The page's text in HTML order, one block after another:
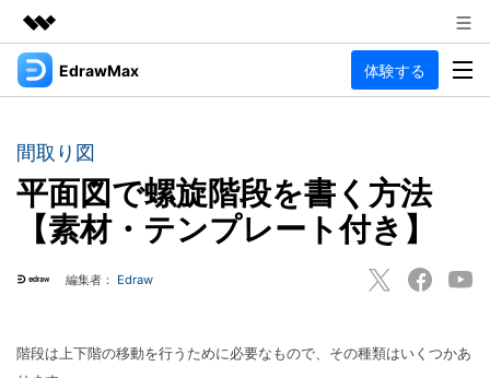
製品
ユーティリティ
概要
ソリューション
企業情報
プラン＆価格
サポート
EdrawMax 体験する
EdrawMax
多用途の作図ソフトウェア
マインドマップソフトウェア
作図種類
図面作成
フローチャート
記事
間取り図
平面図で螺旋階段を書く方法
【素材・テンプレート付き】
編集者： Edraw
階段は上下階の移動を行うために必要なもので、その種類はいくつかあ